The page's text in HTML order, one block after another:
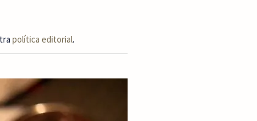
política editorial.